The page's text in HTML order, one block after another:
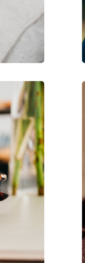
0RX5377 2000 52